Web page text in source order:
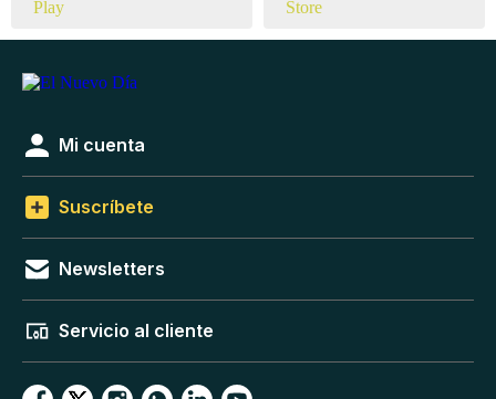
Mi cuenta
Suscríbete
Newsletters
Servicio al cliente